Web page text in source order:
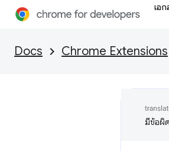
เอก
Docs Chrome Extensions
มีข้อผิ